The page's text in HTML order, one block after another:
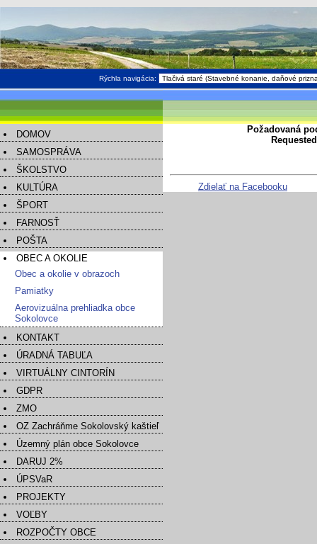
Rýchla navigácia:
DOMOV
SAMOSPRÁVA
ŠKOLSTVO
KULTÚRA
ŠPORT
FARNOSŤ
POŠTA
OBEC A OKOLIE
Obec a okolie v obrazoch
Pamiatky
Aerovizuálna prehliadka obce
Sokolovce
KONTAKT
ÚRADNÁ TABUĽA
VIRTUÁLNY CINTORÍN
GDPR
ZMO
OZ Zachráňme Sokolovský kaštieľ
Územný plán obce Sokolovce
DARUJ 2%
ÚPSVaR
PROJEKTY
VOĽBY
ROZPOČTY OBCE
Požadovaná
Zdielať na Facebooku